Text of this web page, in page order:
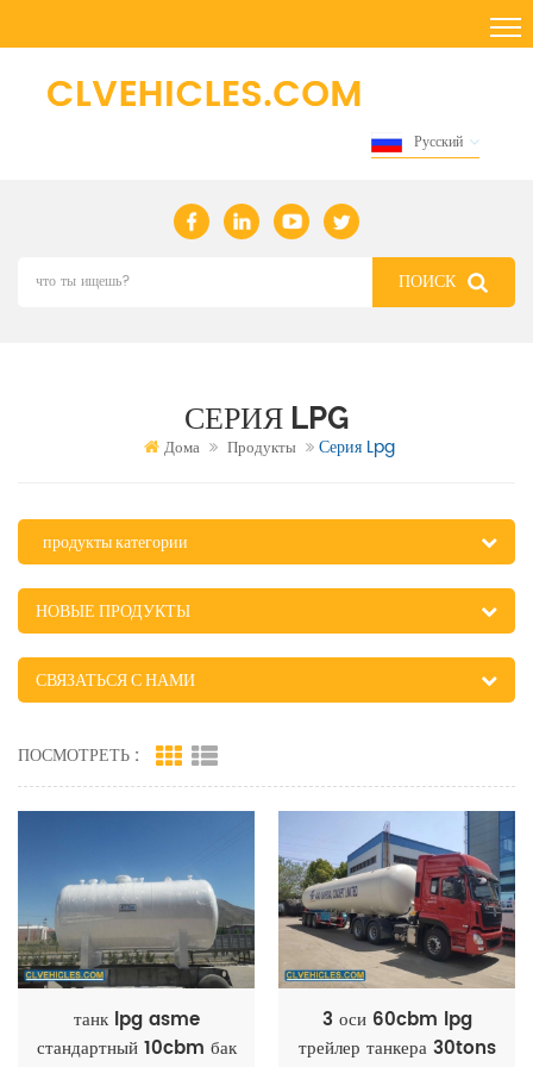
Русский
СЕРИЯ LPG
Дома Продукты Серия Lpg
продукты категории
НОВЫЕ ПРОДУКТЫ
СВЯЗАТЬСЯ С НАМИ
ПОСМОТРЕТЬ :
танк lpg asme
стандартный 10cbm бак
3 оси 60cbm lpg
трейлер танкера 30tons